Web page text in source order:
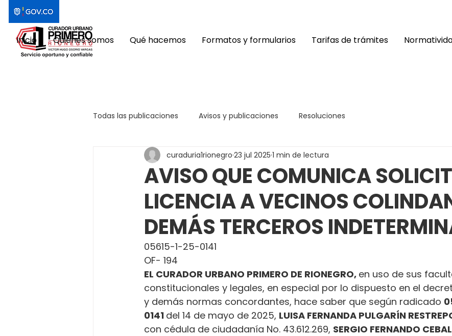
Inicio Quiénes somos Qué hacemos Formatos y formularios Tarifas de trámites
Todas las publicaciones Avisos y publicaciones Resoluciones
AVISO QUE COMUNICA
LICENCIA A VECINOS
DEMÁS TERCEROS
curaduria1rionegro 23 jul 2025 1 min de lectura
05615-1-25-0141
OF- 194
EL CURADOR URBANO PRIMERO DE RIONEGRO, en uso de sus
constitucionales y legales, en especial por lo dispuesto en el
y demás normas concordantes, hace saber que según radicado
0141 del 14 de mayo de 2025, LUISA FERNANDA PULGARÍN
con cédula de ciudadanía No. 43.612.269, SERGIO FERNANDO